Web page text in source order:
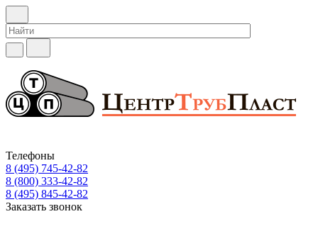
Телефоны
8 (495) 745-42-82
8 (800) 333-42-82
8 (495) 845-42-82
Заказать звонок